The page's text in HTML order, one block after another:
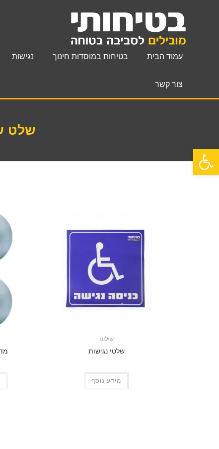
עמוד הבית בטיחות במוסדות חינוך נגישות
צור קשר
שלט
שילוט
שלטי נגישות
מידע נוסף
פתח סרגל נגישות